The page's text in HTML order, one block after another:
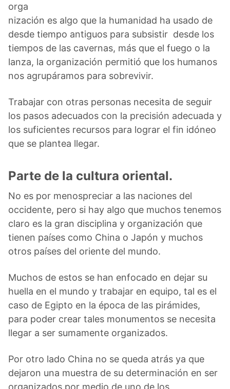
orga
nización es algo que la humanidad ha usado de
desde tiempo antiguos para subsistir desde los
tiempos de las cavernas, más que el fuego o la
lanza, la organización permitió que los humanos
nos agrupáramos para sobrevivir.
Trabajar con otras personas necesita de seguir
los pasos adecuados con la precisión adecuada y
los suficientes recursos para lograr el fin idóneo
que se plantea llegar.
Parte de la cultura oriental.
No es por menospreciar a las naciones del
occidente, pero si hay algo que muchos tenemos
claro es la gran disciplina y organización que
tienen países como China o Japón y muchos
otros países del oriente del mundo.
Muchos de estos se han enfocado en dejar su
huella en el mundo y trabajar en equipo, tal es el
caso de Egipto en la época de las pirámides,
para poder crear tales monumentos se necesita
llegar a ser sumamente organizados.
Por otro lado China no se queda atrás ya que
dejaron una muestra de su determinación en ser
organizados por medio de uno de los